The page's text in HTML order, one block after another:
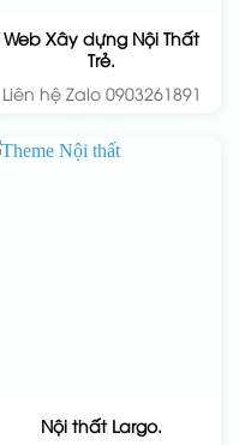
Web Xây dựng Nội Thất
Trẻ.
Liên hệ Zalo 0903261891
Nội thất Largo.